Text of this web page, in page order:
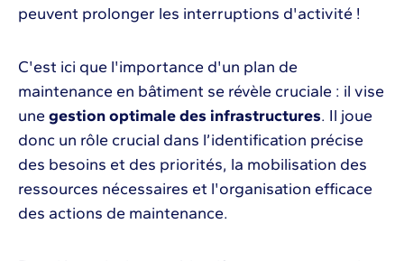
peuvent prolonger les interruptions d'activité !
C'est ici que l'importance d'un plan de
maintenance en bâtiment se révèle cruciale : il vise
une gestion optimale des infrastructures. Il joue
donc un rôle crucial dans l’identification précise
des besoins et des priorités, la mobilisation des
ressources nécessaires et l'organisation efficace
des actions de maintenance.